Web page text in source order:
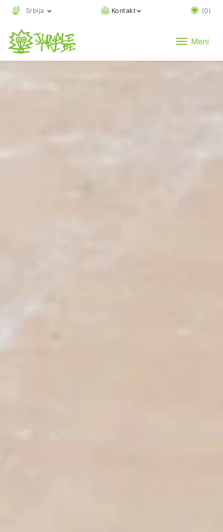
Srbija Kontakt (0)
Meni